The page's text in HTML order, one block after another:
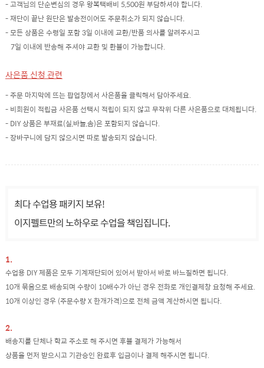
- 고객님의 단순변심의 경우 왕복택배비 5,500원 부담하셔야 합니다.
- 재단이 끝난 원단은 발송전이어도 주문취소가 되지 않습니다.
- 모든 상품은 수령일 포함 3일 이내에 교환/반품 의사를 알려주시고
7일 이내에 반송해 주셔야 교환 및 환불이 가능합니다.
사은품 신청 관련
- 주문 마지막에 뜨는 팝업창에서 사은품을 클릭해서 담아주세요.
- 비회원이 적립금 사은품 선택시 적립이 되지 않고 무작위 다른 사은품으로 대체됩니다.
- DIY 상품은 부재료(실,바늘,솜)은 포함되지 않습니다.
- 장바구니에 담지 않으시면 따로 발송되지 않습니다.
최다 수업용 패키지 보유!
이지펠트만의 노하우로 수업을 책임집니다.
1.
수업용 DIY 제품은 모두 기계재단되어 있어서 받아서 바로 바느질하면 됩니다.
10개 묶음으로 배송되며 수량이 10배수가 아닌 경우 전화로 개인결제창 요청해 주세요.
10개 이상인 경우 (주문수량 X 한개가격)으로 전체 금액 계산하시면 됩니다.
2.
배송지를 단체나 학교 주소로 해 주시면 후불 결제가 가능해서
상품을 먼저 받으시고 기관승인 완료후 입금이나 결제 해주시면 됩니다.